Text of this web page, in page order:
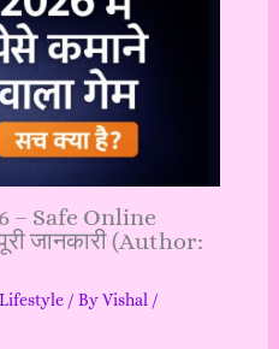
– Safe Online
जानकारी (Author:
/ ByVishal /